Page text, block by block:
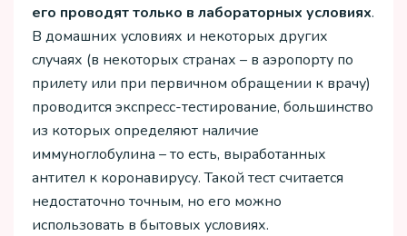
его проводяттолько в лабораторных условиях.
В домашних условиях и некоторых других
случаях (в некоторых странах – в аэропорту по
прилету или при первичном обращении к врачу)
проводится экспресс-тестирование, большинство
из которых определяют наличие
иммуноглобулина – то есть, выработанных
антител к коронавирусу. Такой тест считается
недостаточно точным, но его можно
использовать в бытовых условиях.